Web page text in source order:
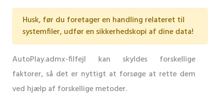
Husk, før du foretager en handling relateret til
systemfiler, udfør en sikkerhedskopi af dine data!
AutoPlay.admx-filfejl kan skyldes forskellige
faktorer, så det er nyttigt at forsøge at rette dem
ved hjælp af forskellige metoder.